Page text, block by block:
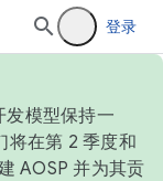
登录
发模型保持一
将在第 2 季度和
AOSP 并为其贡